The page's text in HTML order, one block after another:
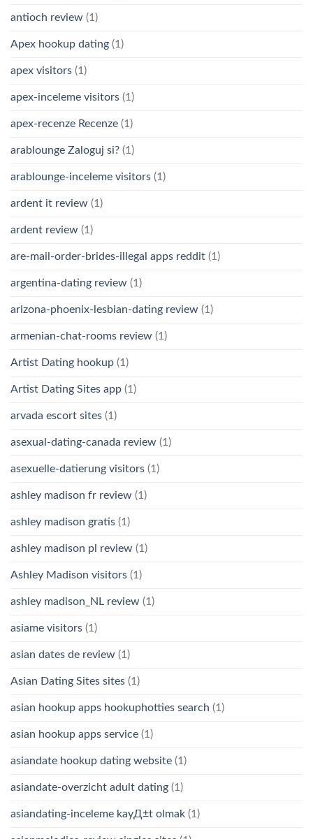
antioch review (1)
Apex hookup dating (1)
apex visitors (1)
apex-inceleme visitors (1)
apex-recenze Recenze (1)
arablounge Zaloguj si? (1)
arablounge-inceleme visitors (1)
ardent it review (1)
ardent review (1)
are-mail-order-brides-illegal apps reddit (1)
argentina-dating review (1)
arizona-phoenix-lesbian-dating review (1)
armenian-chat-rooms review (1)
Artist Dating hookup (1)
Artist Dating Sites app (1)
arvada escort sites (1)
asexual-dating-canada review (1)
asexuelle-datierung visitors (1)
ashley madison fr review (1)
ashley madison gratis (1)
ashley madison pl review (1)
Ashley Madison visitors (1)
ashley madison_NL review (1)
asiame visitors (1)
asian dates de review (1)
Asian Dating Sites sites (1)
asian hookup apps hookuphotties search (1)
asian hookup apps service (1)
asiandate hookup dating website (1)
asiandate-overzicht adult dating (1)
asiandating-inceleme kayД±t olmak (1)